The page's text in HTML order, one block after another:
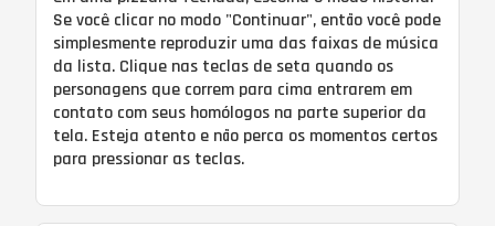
Se você clicar no modo "Continuar", então você pode
simplesmente reproduzir uma das faixas de música
da lista. Clique nas teclas de seta quando os
personagens que correm para cima entrarem em
contato com seus homólogos na parte superior da
tela. Esteja atento e não perca os momentos certos
para pressionar as teclas.